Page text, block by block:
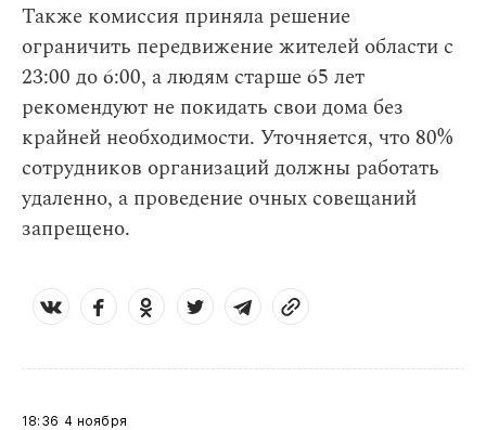
Также комиссия приняла решение
ограничить передвижение жителей области с
23:00 до 6:00, а людям старше 65 лет
рекомендуют не покидать свои дома без
крайней необходимости. Уточняется, что 80%
сотрудников организаций должны работать
удаленно, а проведение очных совещаний
запрещено.
18:36 4 ноября